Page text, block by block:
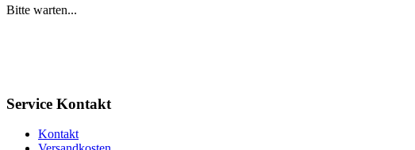
Bitte warten...
Service Kontakt
Kontakt